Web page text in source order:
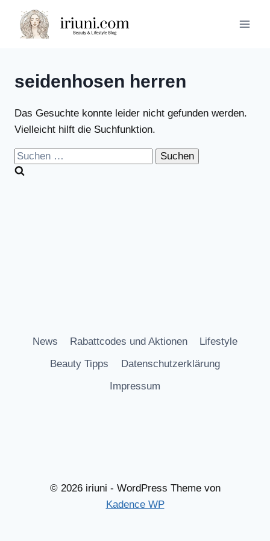
Inhalt
springen
seidenhosen herren
Das Gesuchte konnte leider nicht gefunden werden.
Vielleicht hilft die Suchfunktion.
Suchen
nach:
News Rabattcodes und Aktionen
Lifestyle
Beauty Tipps
Datenschutzerklärung
Impressum
© 2026 iriuni - WordPress Theme von
Kadence WP